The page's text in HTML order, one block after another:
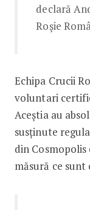
declară
Roșie
Echipa Crucii
voluntari
Aceștia au
susținute
din
măsură ce